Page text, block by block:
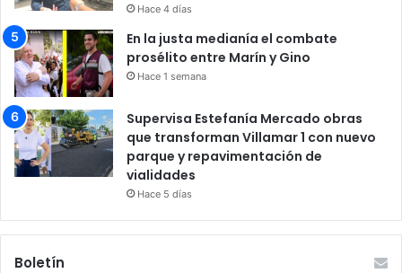
Hace 4 días
En la justa medianía el combate
prosélito entre Marín y Gino
Hace 1 semana
Supervisa Estefanía Mercado obras
que transforman Villamar 1 con nuevo
parque y repavimentación de
vialidades
Hace 5 días
Boletín